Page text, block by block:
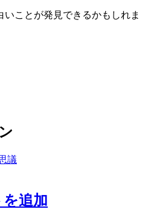
ことが発見できるかもしれま
議
追加